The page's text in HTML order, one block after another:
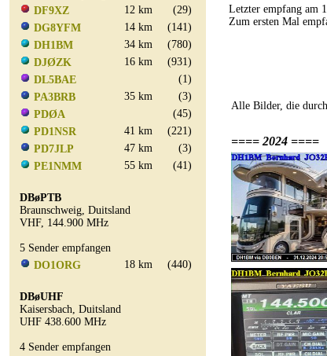
DF9XZ
12 km
(29)
DG8YFM
14 km
(141)
DH1BM
34 km
(780)
DJØZK
16 km
(931)
DL5BAE
(1)
PA3BRB
35 km
(3)
PDØA
(45)
PD1NSR
41 km
(221)
PD7JLP
47 km
(3)
PE1NMM
55 km (41)
DBøPTB
Braunschweig, Duitsland
VHF, 144.900 MHz
5 Sender empfangen
DO1ORG
18 km (440)
DBøUHF
Kaisersbach, Duitsland
UHF 438.600 MHz
4 Sender empfangen
Letzter empfang am
Zum ersten Mal
Alle Bilder, die
==== 2024 ====